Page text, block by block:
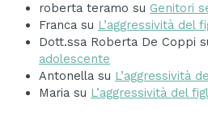
roberta teramo su Genitori
Franca su L’aggressività del
Dott.ssa Roberta De Coppi
adolescente
Antonella su L’aggressività
Maria su L’aggressività del